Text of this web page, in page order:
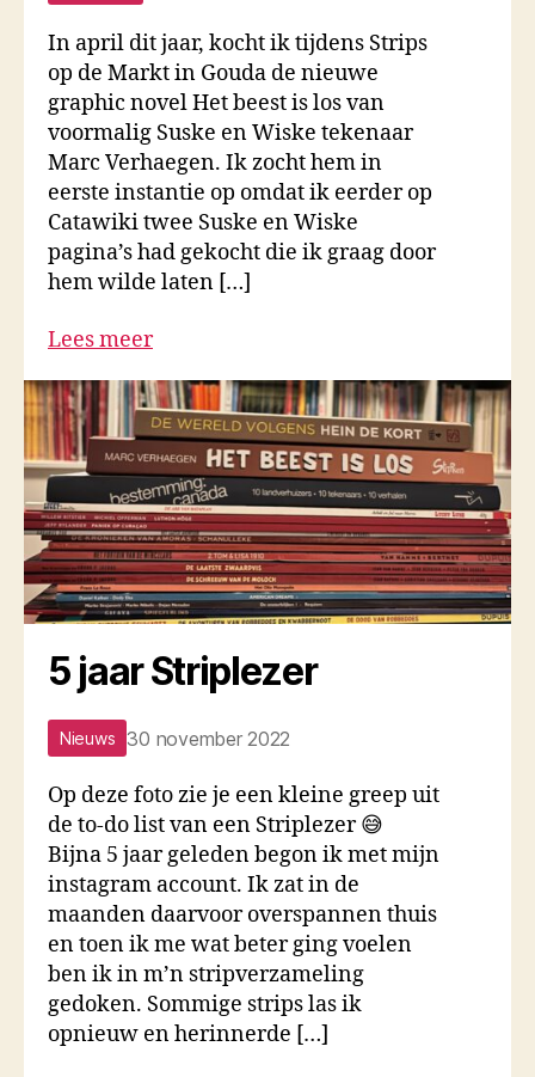
In april dit jaar, kocht ik tijdens Strips
op de Markt in Gouda de nieuwe
graphic novel Het beest is los van
voormalig Suske en Wiske tekenaar
Marc Verhaegen. Ik zocht hem in
eerste instantie op omdat ik eerder op
Catawiki twee Suske en Wiske
pagina’s had gekocht die ik graag door
hem wilde laten […]
Lees meer
5 jaar Striplezer
Nieuws 30 november 2022
Op deze foto zie je een kleine greep uit
de to-do list van een Striplezer 😅
Bijna 5 jaar geleden begon ik met mijn
instagram account. Ik zat in de
maanden daarvoor overspannen thuis
en toen ik me wat beter ging voelen
ben ik in m’n stripverzameling
gedoken. Sommige strips las ik
opnieuw en herinnerde […]